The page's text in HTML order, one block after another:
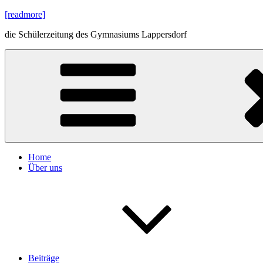
Zum
springen
[readmore]
die Schülerzeitung des Gymnasiums Lappersdorf
Home
Über uns
Beiträge